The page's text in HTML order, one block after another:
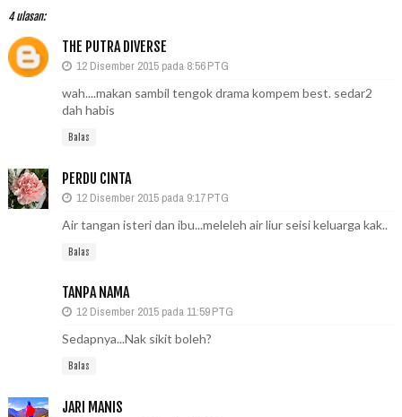
4 ulasan:
THE PUTRA DIVERSE
12 Disember 2015 pada 8:56 PTG
wah....makan sambil tengok drama kompem best. sedar2
dah habis
Balas
PERDU CINTA
12 Disember 2015 pada 9:17 PTG
Air tangan isteri dan ibu...meleleh air liur seisi keluarga kak..
Balas
TANPA NAMA
12 Disember 2015 pada 11:59 PTG
Sedapnya...Nak sikit boleh?
Balas
JARI MANIS